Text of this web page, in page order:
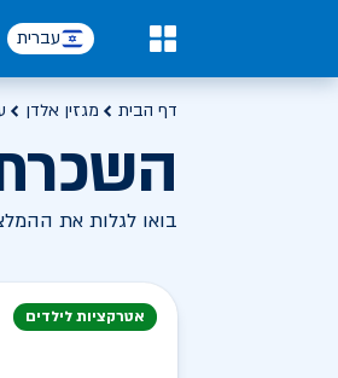
עברית
דף הבית מגזין אלדן
בואו לגלות את
אטרקציות לילדים